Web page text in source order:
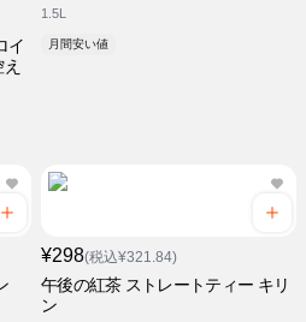
イ
1.5L
月間安い値
¥298(税込¥321.84)
午後の紅茶 ストレートティー キリ
ン